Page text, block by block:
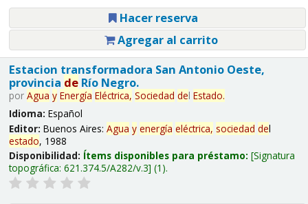
Hacer reserva
Agregar al carrito
Estacion transformadora San Antonio Oeste,
provincia deRío Negro.
por Agua y Energía Eléctrica, Sociedad del Estado.
Idioma: Español
Editor: Buenos Aires: Agua y energía eléctrica, sociedad del
estado, 1988
Disponibilidad: Ítems disponibles para préstamo: Signatura
topográfica: 621.374.5/A282/v.3 (1).